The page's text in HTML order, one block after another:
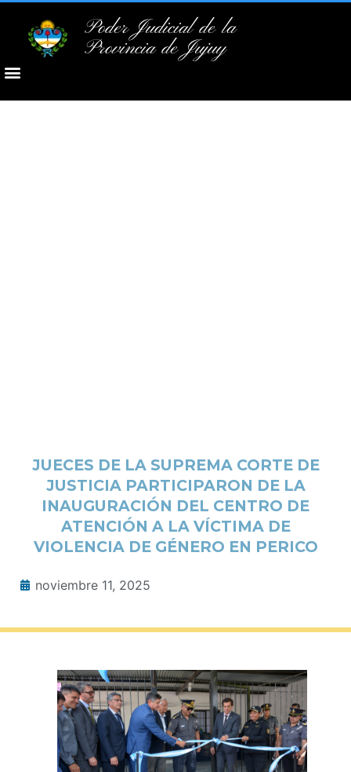
Poder Judicial de la
Provincia de Jujuy
JUECES DE LA SUPREMA CORTE DE
JUSTICIA PARTICIPARON DE LA
INAUGURACIÓN DEL CENTRO DE
ATENCIÓN A LA VÍCTIMA DE
VIOLENCIA DE GÉNERO EN PERICO
noviembre 11, 2025